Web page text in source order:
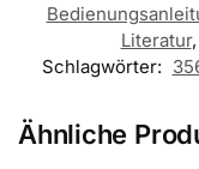
Literatur,
Schlagwörter:
Ähnliche